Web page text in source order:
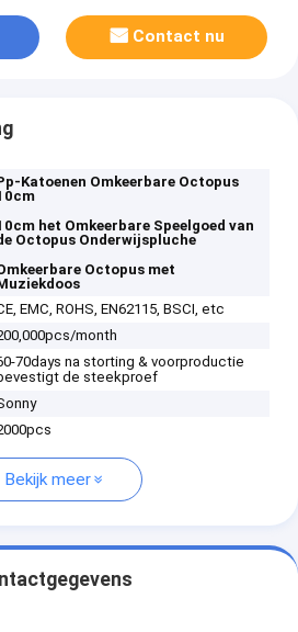
Contact nu
Katoenen Omkeerbare Octopus
het Omkeerbare Speelgoed van
Octopus Onderwijspluche
Octopus met
EMC, ROHS, EN62115, BSCI, etc
month
70days na storting & voorproductie
de steekproef
Bekijk meer